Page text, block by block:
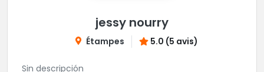
jessy nourry
Étampes 5.0 (5 avis)
Sin descripción